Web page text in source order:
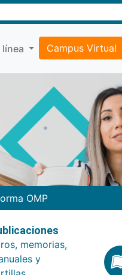
Campus Virtual
OMP
memorias,
y